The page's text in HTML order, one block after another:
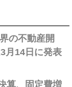
の不動産開
月14日に発表
算、固定費増